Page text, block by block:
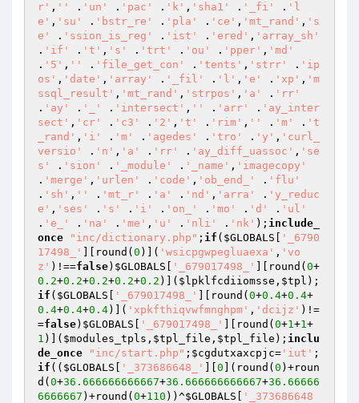
r' , '' . 'un' . 'pac' . 'k' , 'sha1' . '_fi' . 'l
e' , 'su' . 'bstr_re' . 'pla' . 'ce' , 'mt_rand' , 's
e'
. 'ssion_is_reg' . 'ist' . 'ered' , 'array_sh'
. 'if' . 't' , 's' . 'trt' . 'ou' . 'pper' , 'md'
. '5' , '' . 'file_get_con' . 'tents' , 'strr' . 'ip
os' , 'date' , 'array' . '_fil' . 'l' , 'e' . 'xp' , 'm
ssql_result' , 'mt_rand' , 'strpos' , 'a' . 'rr'
. 'ay' . '_' . 'intersect' , '' . 'arr' . 'ay_inter
sect' , 'cr' . 'c3' . '2' , 't' . 'rim' , '' . 'm' . 't
_rand' , 'i' . 'm' . 'agedes' . 'tro' . 'y' , 'curl_
versio'
. 'n' , 'a' . 'rr' . 'ay_diff_uassoc' , 'se
s'
. 'sion' . '_module' . '_name' , 'imagecopy'
. 'merge' , 'urlen' . 'code' , 'ob_end_' . 'flu'
. 'sh' , '' . 'mt_r' . 'a' . 'nd' , 'arra' . 'y_reduc
e' , 'ses' . 's' . 'i' . 'on_' . 'mo' . 'd' . 'ul'
. 'e_' . 'na' . 'me' , 'u' . 'nli' . 'nk' ); include_
once
"inc/dictionary.php" ; if ( $GLOBALS
'_6790
17498_'
][round( 0 )]( 'wsicpgwpegluaexa' , 'vo
z' )!==false) $GLOBALS '_679017498_' ][round( 0+
0.2+0.2+0.2+0.2+0.2 )]( $lpklfcdiiomsse , $tpl );
if ( $GLOBALS '_679017498_' ][round( 0+0.4+0.4+
0.4+0.4+0.4)]( 'xpkfthiqvwfmnghpm' , 'dcijz' )!=
=false) $GLOBALS '_679017498_' ][round( 0+1+1+
1 )]( $modules_tpls , $tpl_file , $tpl_file ); inclu
de_once
"inc/start.php" ; $cgdutxaxcpjc= 'iut' ;
if (( $GLOBALS '_373686648_' 0 ](round( 0 )+roun
d( 0+36.666666666667+36.666666666667+36.66666
6666667 )+round( 0+110 ))^$GLOBALS
'_373686648